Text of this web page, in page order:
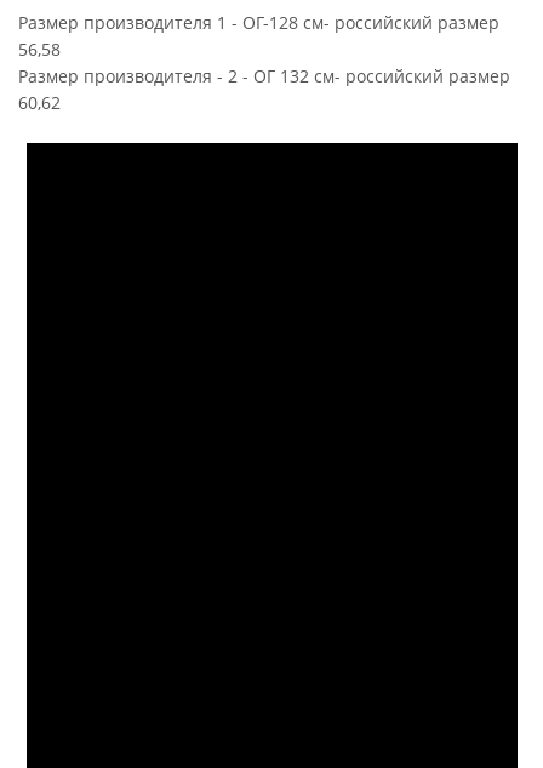
Размер производителя 1 - ОГ-128 см- российский размер
56,58
Размер производителя - 2 - ОГ 132 см- российский размер
60,62